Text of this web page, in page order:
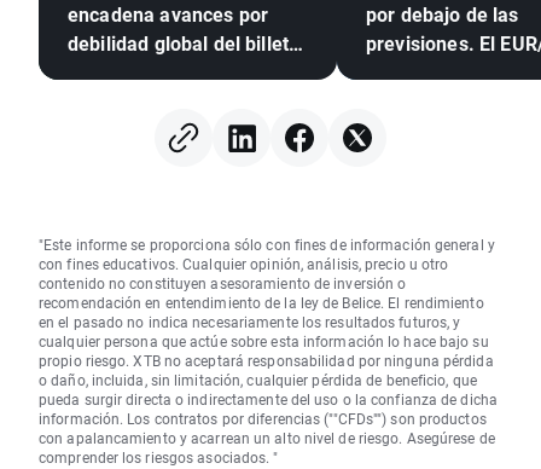
encadena avances por
debilidad global del billete
por debajo de las
previsiones. El
"Este informe se proporciona sólo con fines de información general y
con fines educativos. Cualquier opinión, análisis, precio u otro
contenido no constituyen asesoramiento de inversión o
recomendación en entendimiento de la ley de Belice. El rendimiento
en el pasado no indica necesariamente los resultados futuros, y
cualquier persona que actúe sobre esta información lo hace bajo su
propio riesgo. XTB no aceptará responsabilidad por ninguna pérdida
o daño, incluida, sin limitación, cualquier pérdida de beneficio, que
pueda surgir directa o indirectamente del uso o la confianza de dicha
información. Los contratos por diferencias (""CFDs"") son productos
con apalancamiento y acarrean un alto nivel de riesgo. Asegúrese de
comprender los riesgos asociados. "